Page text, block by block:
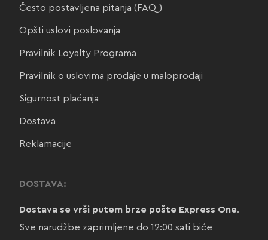
Često postavljena pitanja (FAQ)
Opšti uslovi poslovanja
Pravilnik Loyalty Programa
Pravilnik o uslovima prodaje u maloprodaji
Sigurnost plaćanja
Dostava
Reklamacije
DOSTAVA:
Dostava se vrši putem brze pošte Express One.
Sve narudžbe zaprimljene do 12:00 sati biće